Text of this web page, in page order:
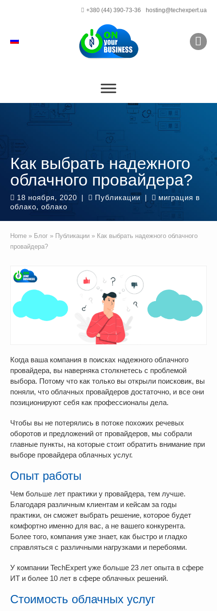
+380 (44) 390-73-36 hosting@techexpert.ua
Как выбрать надежного
облачного провайдера?
18 ноября, 2020 | Публикации |
миграция в
облако,облако
Home » Блог » Публикации » Как выбрать надежного облачного
провайдера?
Когда ваша компания в поисках надежного облачного
провайдера, вы наверняка столкнетесь с проблемой
выбора. Потому что как только вы открыли поисковик, вы
поняли, что облачных провайдеров достаточно, и все они
позиционируют себя как профессионалы дела.
Чтобы вы не потерялись в потоке похожих речевых
оборотов и предложений от провайдеров, мы собрали
главные пункты, на которые стоит обратить внимание при
выборе провайдера облачных услуг.
Опыт работы
Чем больше лет практики у провайдера, тем лучше.
Благодаря различным клиентам и кейсам за годы
практики, он сможет выбрать решение, которое будет
комфортно именно для вас, а не вашего конкурента.
Более того, компания уже знает, как быстро и гладко
справляться с различными нагрузками и перебоями.
У компании TechExpert уже больше 23 лет опыта в сфере
ИТ и более 10 лет в сфере облачных решений.
Стоимость облачных услуг